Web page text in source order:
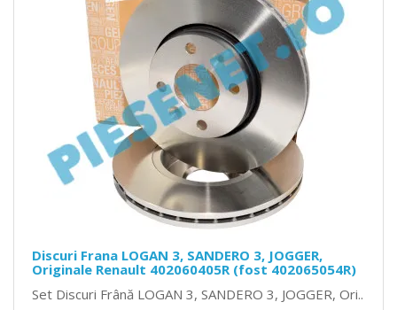
Discuri Frana LOGAN 3, SANDERO 3, JOGGER,
Originale Renault 402060405R (fost 402065054R)
Set Discuri Frână LOGAN 3, SANDERO 3, JOGGER, Ori..